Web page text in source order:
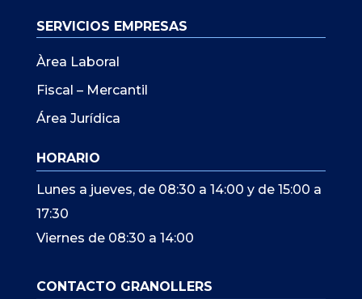
SERVICIOS EMPRESAS
Àrea Laboral
Fiscal – Mercantil
Área Jurídica
HORARIO
Lunes a jueves, de 08:30 a 14:00 y de 15:00 a
17:30
Viernes de 08:30 a 14:00
CONTACTO GRANOLLERS